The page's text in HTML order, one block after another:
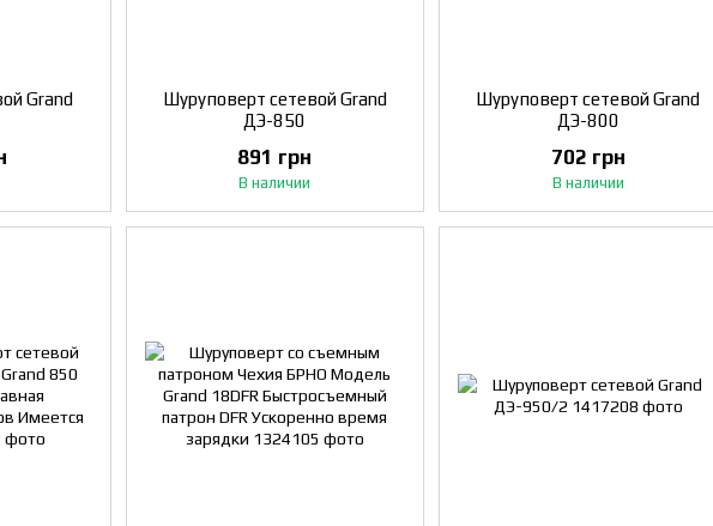
Grand
Шуруповерт сетевой Grand
ДЭ-850
891 грн
В наличии
Шуруповерт сетевой Grand
ДЭ-800
702 грн
В наличии